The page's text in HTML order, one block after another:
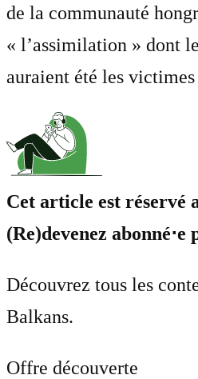
de la communauté
« l’assimilation » dont
auraient été les victimes
Cet article est réservé
(Re)devenez
Découvrez tous les
Balkans.
Offre découverte